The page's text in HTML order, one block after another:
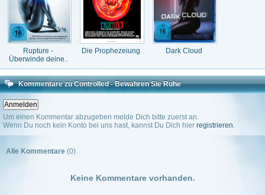
Rupture -
Überwinde deine..
Die Prophezeiung Dark Cloud
Kommentare zu Controlled - Bewahren Sie Ruhe
Um einen Kommentar abzugeben melde Dich bitte zuerst an.
Wenn Du noch kein Konto bei uns hast, kannst Du Dich hier registrieren.
Alle Kommentare (0)
Keine Kommentare vorhanden.